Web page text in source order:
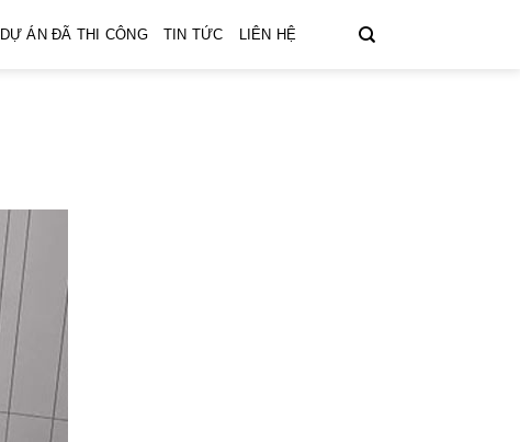
DỰ ÁN ĐÃ THI CÔNG TIN TỨC LIÊN HỆ